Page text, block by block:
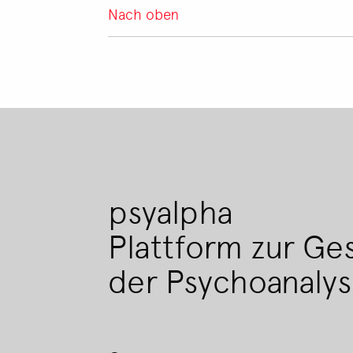
Nach oben
psyalpha
Plattform zur
der